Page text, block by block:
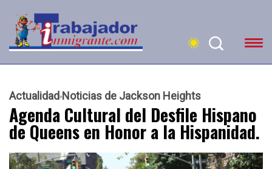
Actualidad Noticias de Jackson Heights
Agenda Cultural del Desfile Hispano
de Queens en Honor a la Hispanidad.